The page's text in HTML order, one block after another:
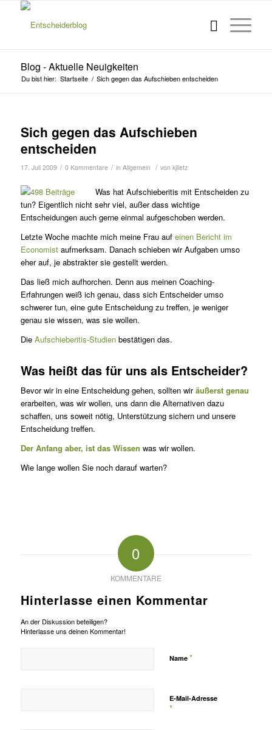
Blog - Aktuelle Neuigkeiten
Du bist hier: Startseite / Sich gegen das Aufschieben entscheiden
Sich gegen das Aufschieben
entscheiden
17. Juli 2009 / 0 Kommentare / in Allgemein / von kjlietz
Was hat Aufschieberitis mit Entscheiden zu
tun? Eigentlich nicht sehr viel, außer dass wichtige
Entscheidungen auch gerne einmal aufgeschoben werden.
Letzte Woche machte mich meine Frau auf einen Bericht im
Economistaufmerksam. Danach schieben wir Aufgaben umso
eher auf, je abstrakter sie gestellt werden.
Das ließ mich aufhorchen. Denn aus meinen Coaching-
Erfahrungen weiß ich genau, dass sich Entscheider umso
schwerer tun, eine gute Entscheidung zu treffen, je weniger
genau sie wissen, was sie wollen.
Die Aufschieberitis-Studienbestätigen das.
Was heißt das für uns als Entscheider?
Bevor wir in eine Entscheidung gehen, sollten wiräußerst genau
erarbeiten, was wir wollen, uns dann die Alternativen dazu
schaffen, uns soweit nötig, Unterstützung sichern und unsere
Entscheidung treffen.
Der Anfang aber, ist das Wissen was wir wollen.
Wie lange wollen Sie noch darauf warten?
0
KOMMENTARE
Hinterlasse einen Kommentar
An der Diskussion beteiligen?
Hinterlasse uns deinen Kommentar!
Name *
E-Mail-Adresse
*